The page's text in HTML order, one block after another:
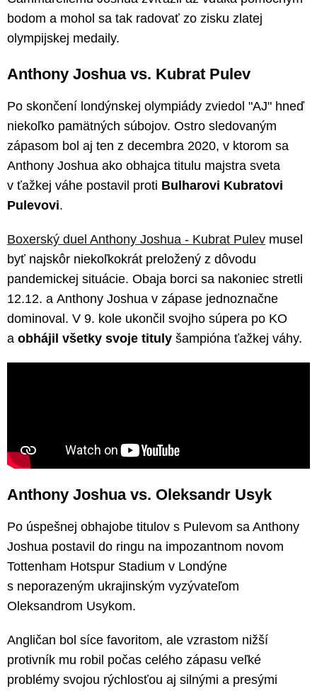
bodom a mohol sa tak radovať zo zisku zlatej
olympijskej medaily.
Anthony Joshua vs. Kubrat Pulev
Po skončení londýnskej olympiády zviedol "AJ" hneď
niekoľko pamätných súbojov. Ostro sledovaným
zápasom bol aj ten z decembra 2020, v ktorom sa
Anthony Joshua ako obhajca titulu majstra sveta
v ťažkej váhe postavil proti Bulharovi Kubratovi
Pulevovi.
Boxerský duel Anthony Joshua - Kubrat Pulev musel
byť najskôr niekoľkokrát preložený z dôvodu
pandemickej situácie. Obaja borci sa nakoniec stretli
12.12. a Anthony Joshua v zápase jednoznačne
dominoval. V 9. kole ukončil svojho súpera po KO
a obhájil všetky svoje tituly šampióna ťažkej váhy.
Anthony Joshua vs. Oleksandr Usyk
Po úspešnej obhajobe titulov s Pulevom sa Anthony
Joshua postavil do ringu na impozantnom novom
Tottenham Hotspur Stadium v Londýne
s neporazeným ukrajinským vyzývateľom
Oleksandrom Usykom.
Angličan bol síce favoritom, ale vzrastom nižší
protivník mu robil počas celého zápasu veľké
problémy svojou rýchlosťou aj silnými a presými